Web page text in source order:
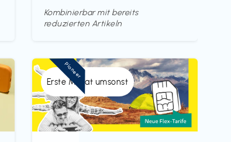
Kombinierbar mit bereits
reduzierten Artikeln
Erste Monat umsonst
Pioneer